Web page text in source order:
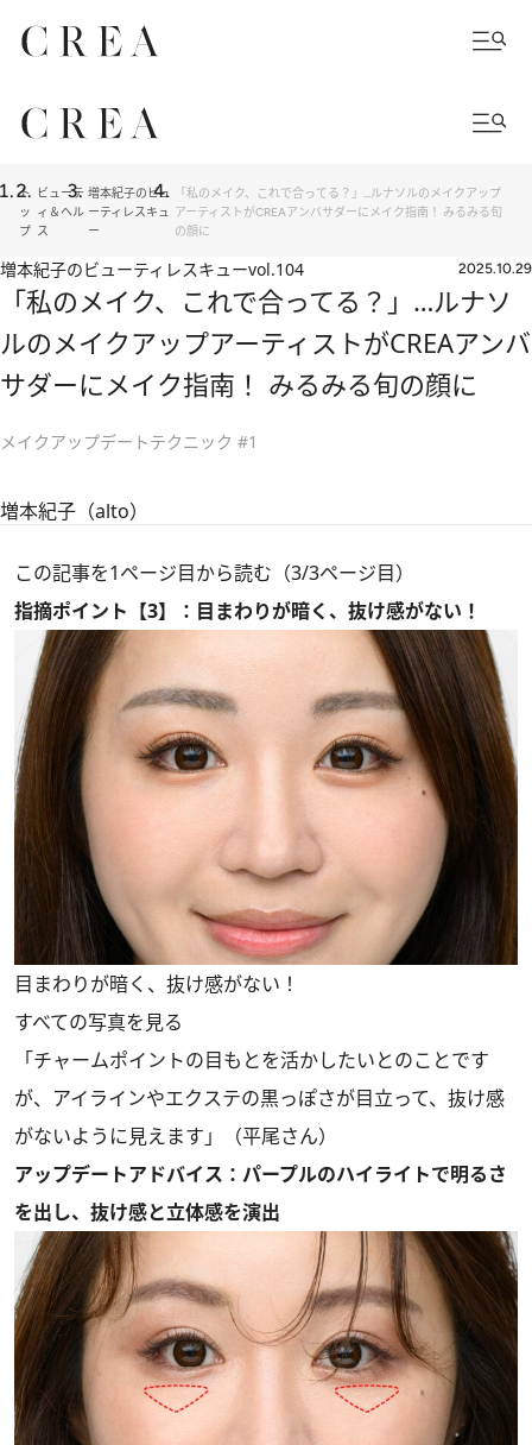
ト
ッ
プ
ビューテ
ィ＆ヘル
ス
増本紀子のビュ
ーティレスキュ
ー
「私のメイク、これで合ってる？」…ルナソルのメイクアップ
アーティストがCREAアンバサダーにメイク指南！ みるみる旬
の顔に
増本紀子のビューティレスキューvol.104 2025.10.29
「私のメイク、これで合ってる？」…ルナソ
ルのメイクアップアーティストがCREAアンバ
サダーにメイク指南！ みるみる旬の顔に
メイクアップデートテクニック #1
増本紀子（alto）
この記事を1ページ目から読む（3/3ページ目）
指摘ポイント【3】：目まわりが暗く、抜け感がない！
目まわりが暗く、抜け感がない！
すべての写真を見る
「チャームポイントの目もとを活かしたいとのことです
が、アイラインやエクステの黒っぽさが目立って、抜け感
がないように見えます」（平尾さん）
アップデートアドバイス：パープルのハイライトで明るさ
を出し、抜け感と立体感を演出